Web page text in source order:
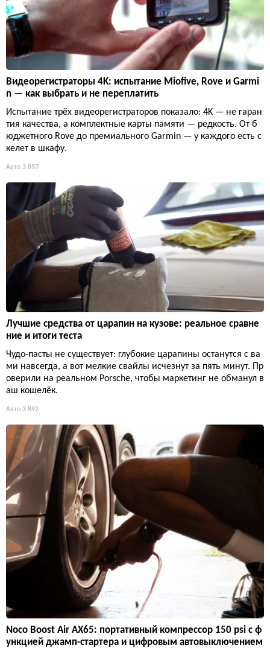
Видеорегистраторы 4K: испытание Miofive, Rove и Garmi
n — как выбрать и не переплатить
Испытание трёх видеорегистраторов показало: 4K — не гаран
тия качества, а комплектные карты памяти — редкость. От б
юджетного Rove до премиального Garmin — у каждого есть с
келет в шкафу.
Авто 3 897
Лучшие средства от царапин на кузове: реальное сравне
ние и итоги теста
Чудо-пасты не существует: глубокие царапины останутся с ва
ми навсегда, а вот мелкие свайлы исчезнут за пять минут. Пр
оверили на реальном Porsche, чтобы маркетинг не обманул в
аш кошелёк.
Авто 3 892
Noco Boost Air AX65: портативный компрессор 150 psi с ф
ункцией джамп-стартера и цифровым автовыключением